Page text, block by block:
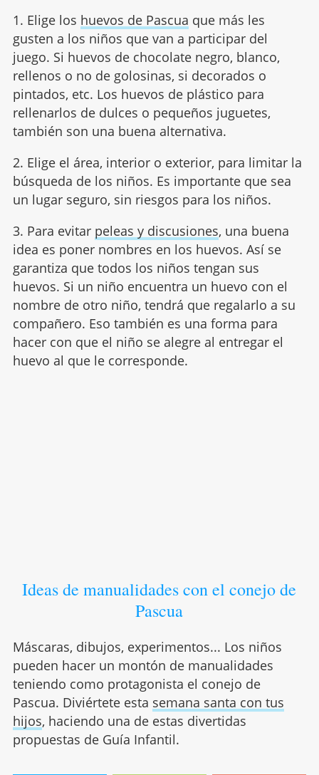
1. Elige los huevos de Pascua que más les
gusten a los niños que van a participar del
juego. Si huevos de chocolate negro, blanco,
rellenos o no de golosinas, si decorados o
pintados, etc. Los huevos de plástico para
rellenarlos de dulces o pequeños juguetes,
también son una buena alternativa.
2. Elige el área, interior o exterior, para limitar la
búsqueda de los niños. Es importante que sea
un lugar seguro, sin riesgos para los niños.
3. Para evitar peleas y discusiones, una buena
idea es poner nombres en los huevos. Así se
garantiza que todos los niños tengan sus
huevos. Si un niño encuentra un huevo con el
nombre de otro niño, tendrá que regalarlo a su
compañero. Eso también es una forma para
hacer con que el niño se alegre al entregar el
huevo al que le corresponde.
Ideas de manualidades con el conejo de
Pascua
Máscaras, dibujos, experimentos... Los niños
pueden hacer un montón de manualidades
teniendo como protagonista el conejo de
Pascua. Diviértete esta semana santa con tus
hijos, haciendo una de estas divertidas
propuestas de Guía Infantil.